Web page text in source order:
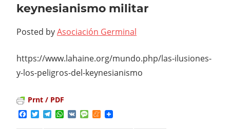
keynesianismo militar
Posted byAsociación Germinal
https://www.lahaine.org/mundo.php/las-ilusiones-
y-los-peligros-del-keynesianismo
Prnt / PDF
Facebook
TwitterTelegram
WhatsApp
VK MessageMeneame